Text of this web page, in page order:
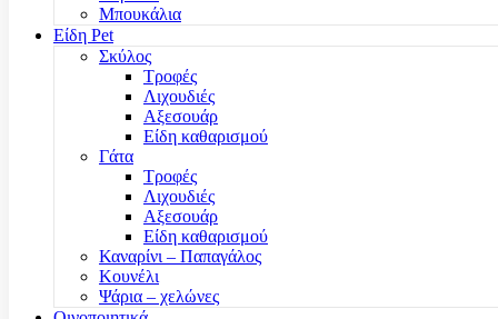
Μπουκάλια
Είδη Pet
Σκύλος
Τροφές
Λιχουδιές
Αξεσουάρ
Είδη καθαρισμού
Γάτα
Τροφές
Λιχουδιές
Αξεσουάρ
Είδη καθαρισμού
Καναρίνι – Παπαγάλος
Κουνέλι
Ψάρια – χελώνες